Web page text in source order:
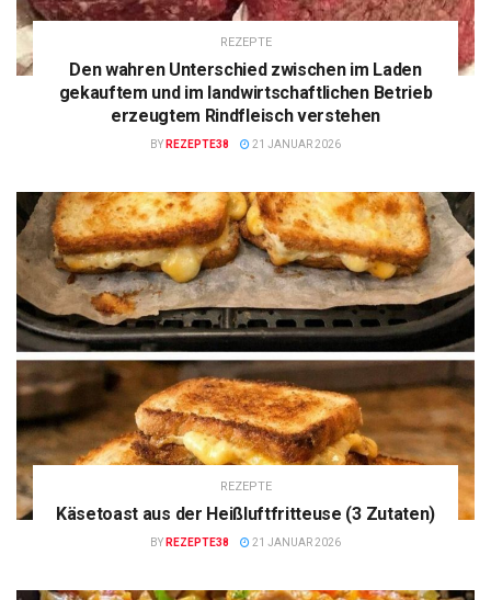
REZEPTE
Den wahren Unterschied zwischen im Laden
gekauftem und im landwirtschaftlichen Betrieb
erzeugtem Rindfleisch verstehen
BY REZEPTE38 21 JANUAR 2026
REZEPTE
Käsetoast aus der Heißluftfritteuse (3 Zutaten)
BY REZEPTE38 21 JANUAR 2026